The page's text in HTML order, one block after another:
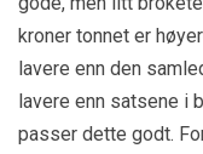
kroner tonnet er
lavere enn den
lavere enn satsene i
passer dette godt.